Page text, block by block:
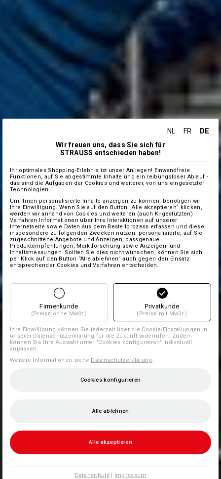
NL FR DE
Wir freuen uns, dass Sie sich für
STRAUSS entschieden haben!
Ihr optimales Shopping-Erlebnis ist unser Anliegen! Einwandfreie
Funktionen, auf Sie abgestimmte Inhalte und ein reibungsloser Ablauf -
das sind die Aufgaben der Cookies und weiterer, von uns eingesetzter
Technologien.
Um Ihnen personalisierte Inhalte anzeigen zu können, benötigen wir
Ihre Einwilligung. Wenn Sie auf den Button „Alle akzeptieren“ klicken,
werden wir anhand von Cookies und weiteren (auch KI-gestützten)
Verfahren Informationen über Ihre Interaktionen auf unserer
Internetseite sowie Daten aus dem Bestellprozess erfassen und diese
insbesondere zu folgenden Zwecken nutzen: personalisierte, auf Sie
zugeschnittene Angebote und Anzeigen, passgenaue
Produktempfehlungen, Marktforschung sowie Anzeigen- und
Inhaltsmessungen. Sollten Sie dies nicht wünschen, können Sie sich
per Klick auf den Button “Alle ablehnen” auch gegen den Einsatz
entsprechender Cookies und Verfahren entscheiden.
Firmenkunde
(Preise ohne MwSt.)
Privatkunde
(Preise mit MwSt.)
Ihre Einwilligung können Sie jederzeit über die Cookie-Einstellungen in
unserer Datenschutzerklärung für die Zukunft widerrufen. Zudem
können Sie Ihre Auswahl unter "Cookies konfigurieren" individuell
anpassen
Weitere Informationen siehe Datenschutzerklärung
Cookies konfigurieren
Alle ablehnen
Alle akzeptieren
Datenschutz| Impressum